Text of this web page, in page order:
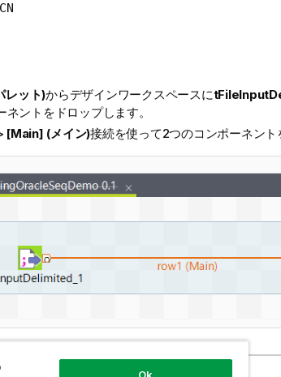
ット)からデザインワークスペースに
ネントをドロップします。
[Main] (メイン)接続を使って2つのコンポーネント